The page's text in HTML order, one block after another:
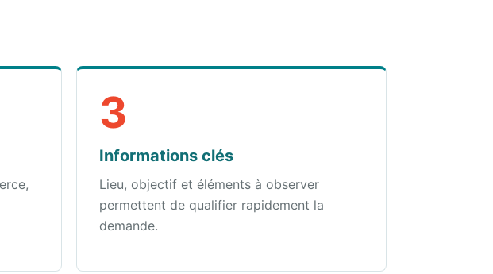
3
Informations clés
Lieu, objectif et éléments à observer
permettent de qualifier rapidement la
demande.